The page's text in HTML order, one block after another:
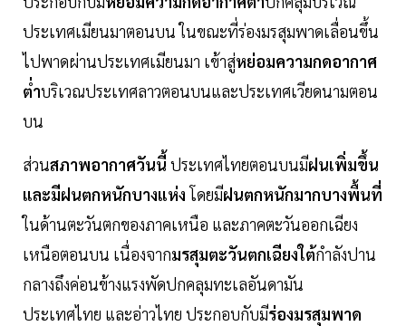
ประเทศเมียนมาตอนบน ในขณะที่ร่องมรสุมพาดเลื่อนขึ้น
ไปพาดผ่านประเทศเมียนมา เข้าสู่หย่อมความกดอากาศ
ต่ำบริเวณประเทศลาวตอนบนและประเทศเวียดนามตอน
บน
ส่วนสภาพอากาศวันนี้ ประเทศไทยตอนบนมีฝนเพิ่มขึ้น
และมีฝนตกหนักบางแห่งโดยมีฝนตกหนักมากบางพื้นที่
ในด้านตะวันตกของภาคเหนือ และภาคตะวันออกเฉียง
เหนือตอนบน เนื่องจากมรสุมตะวันตกเฉียงใต้กำลังปาน
กลางถึงค่อนข้างแรงพัดปกคลุมทะเลอันดามัน
ประเทศไทย และอ่าวไทย ประกอบกับมีร่องมรสุมพาด